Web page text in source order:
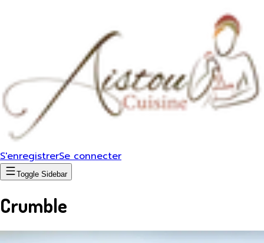
S'enregistrerSe connecter
Toggle Sidebar
Crumble